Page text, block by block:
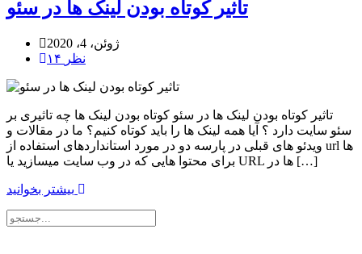
تاثیر کوتاه بودن لینک ها در سئو
ژوئن، 4، 2020
۱۴ نظر
تاثیر کوتاه بودن لینک ها در سئو کوتاه بودن لینک ها چه تاثیری بر
سئو سایت دارد ؟ آیا همه لینک ها را باید کوتاه کنیم؟ ما در مقالات و
ویدئو های قبلی در پارسه دو در مورد استانداردهای استفاده از url ها
برای محتوا هایی که در وب سایت میسازید یا URL ها در […]